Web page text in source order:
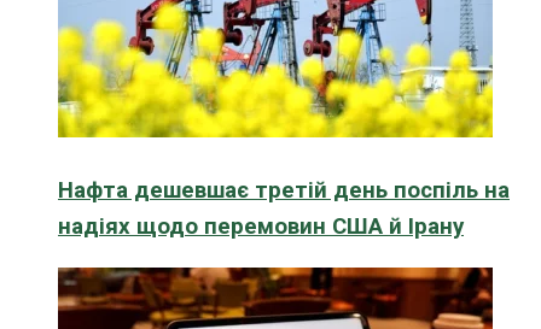
Нафта дешевшає третій день поспіль на
надіях щодо перемовин США й Ірану